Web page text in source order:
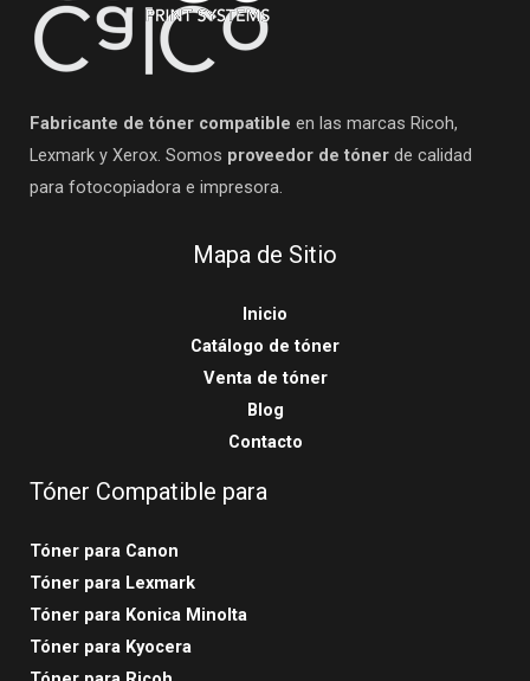
Fabricante de tóner compatible en las marcas Ricoh,
Lexmark y Xerox. Somos proveedor de tóner de calidad
para fotocopiadora e impresora.
Mapa de Sitio
Inicio
Catálogo de tóner
Venta de tóner
Blog
Contacto
Tóner Compatible para
Tóner para Canon
Tóner para Lexmark
Tóner para Konica Minolta
Tóner para Kyocera